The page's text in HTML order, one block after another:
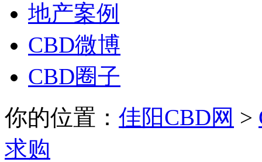
地产案例
CBD微博
CBD圈子
你的位置： 佳阳CBD网 >
求购